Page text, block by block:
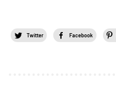
Twitter Facebook